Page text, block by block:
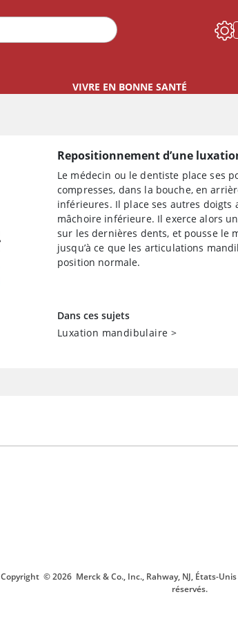
VIVRE EN BONNE SANTÉ
Repositionnement d’une
Le médecin ou le dentiste place ses
compresses, dans la bouche, en
inférieures. Il place ses autres doigts
mâchoire inférieure. Il exerce alors
sur les dernières dents, et pousse le
jusqu’à ce que les articulations
position normale.
Dans ces sujets
Luxation mandibulaire >
Copyright © 2026 Merck & Co., Inc., Rahway, NJ, États-
réservés.